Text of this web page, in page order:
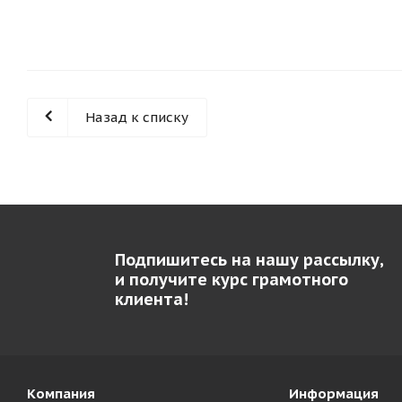
Назад к списку
Подпишитесь на нашу рассылку,
и получите курс грамотного
клиента!
Компания Информация